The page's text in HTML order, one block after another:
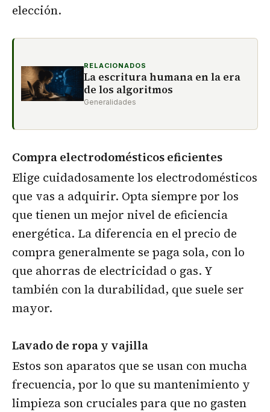
elección.
RELACIONADOS
La escritura humana en la era
de los algoritmos
Generalidades
Compra electrodomésticos eficientes
Elige cuidadosamente los electrodomésticos
que vas a adquirir. Opta siempre por los
que tienen un mejor nivel de eficiencia
energética. La diferencia en el precio de
compra generalmente se paga sola, con lo
que ahorras de electricidad o gas. Y
también con la durabilidad, que suele ser
mayor.
Lavado de ropa y vajilla
Estos son aparatos que se usan con mucha
frecuencia, por lo que su mantenimiento y
limpieza son cruciales para que no gasten